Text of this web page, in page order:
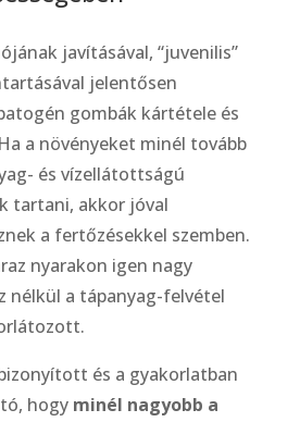
javításával, “juvenilis”
jelentősen
gombák kártétele és
a növényeket minél tovább
és vízellátottságú
tartani, akkor jóval
a fertőzésekkel szemben.
nyarakon igen nagy
nélkül a tápanyag-felvétel
és a gyakorlatban
hogy minél nagyobb a